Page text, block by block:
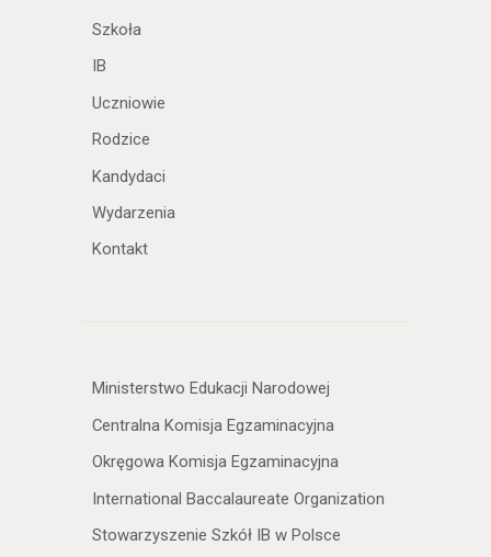
Szkoła
IB
Uczniowie
Rodzice
Kandydaci
Wydarzenia
Kontakt
Ministerstwo Edukacji Narodowej
Centralna Komisja Egzaminacyjna
Okręgowa Komisja Egzaminacyjna
International Baccalaureate Organization
Stowarzyszenie Szkół IB w Polsce